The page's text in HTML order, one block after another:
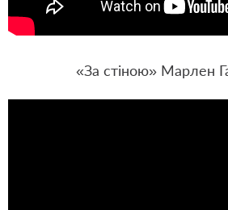
«За стіною» Марлен